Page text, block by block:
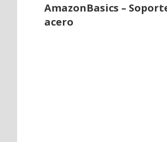
AmazonBasics –
acero